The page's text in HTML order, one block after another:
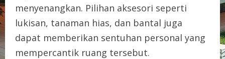
menyenangkan. Pilihan aksesori seperti
lukisan, tanaman hias, dan bantal juga
dapat memberikan sentuhan personal yang
mempercantik ruang tersebut.